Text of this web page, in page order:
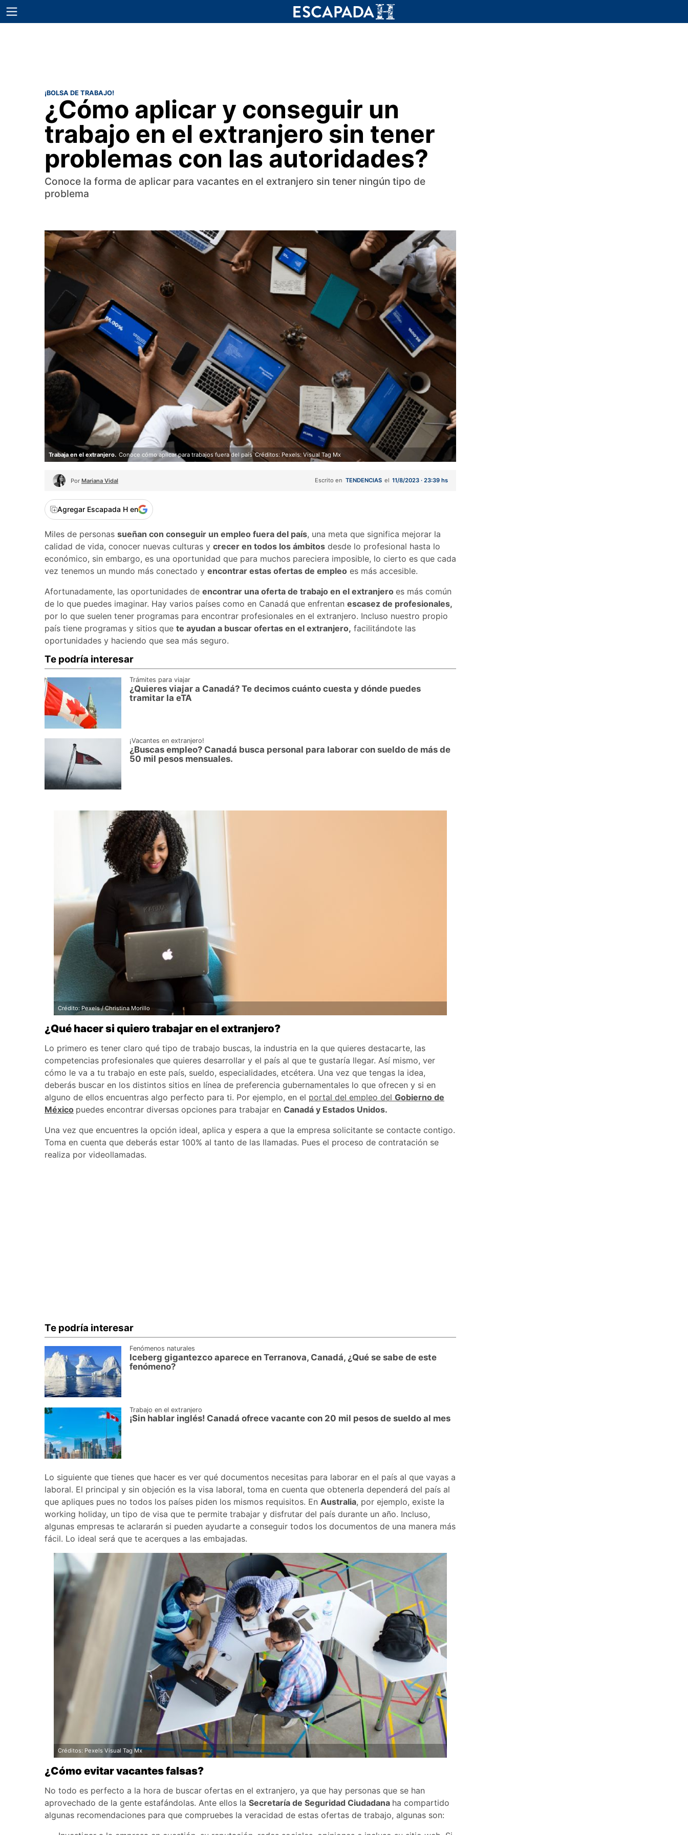
¡BOLSA DE TRABAJO!
¿Cómo aplicar y conseguir un
trabajo en el extranjero sin tener
problemas con las autoridades?
Conoce la forma de aplicar para vacantes en el extranjero sin tener ningún tipo de
problema
Trabaja en el extranjero. Conoce cómo aplicar para trabajos fuera del país Créditos: Pexels: Visual Tag Mx
Por Mariana Vidal Escrito en TENDENCIAS el 11/8/2023 · 23:39 hs
Agregar Escapada H en
Miles de personas sueñan con conseguir un empleo fuera del país, una meta que significa mejorar la
calidad de vida, conocer nuevas culturas y crecer en todos los ámbitos desde lo profesional hasta lo
económico, sin embargo, es una oportunidad que para muchos pareciera imposible, lo cierto es que cada
vez tenemos un mundo más conectado y encontrar estas ofertas de empleo es más accesible.
Afortunadamente, las oportunidades de encontrar una oferta de trabajo en el extranjero es más común
de lo que puedes imaginar. Hay varios países como en Canadá que enfrentan escasez de profesionales,
por lo que suelen tener programas para encontrar profesionales en el extranjero. Incluso nuestro propio
país tiene programas y sitios que te ayudan a buscar ofertas en el extranjero, facilitándote las
oportunidades y haciendo que sea más seguro.
Te podría interesar
Trámites para viajar
¿Quieres viajar a Canadá? Te decimos cuánto cuesta y dónde puedes
tramitar la eTA
¡Vacantes en extranjero!
¿Buscas empleo? Canadá busca personal para laborar con sueldo de más de
50 mil pesos mensuales.
Crédito: Pexels / Christina Morillo
¿Qué hacer si quiero trabajar en el extranjero?
Lo primero es tener claro qué tipo de trabajo buscas, la industria en la que quieres destacarte, las
competencias profesionales que quieres desarrollar y el país al que te gustaría llegar. Así mismo, ver
cómo le va a tu trabajo en este país, sueldo, especialidades, etcétera. Una vez que tengas la idea,
deberás buscar en los distintos sitios en línea de preferencia gubernamentales lo que ofrecen y si en
alguno de ellos encuentras algo perfecto para ti. Por ejemplo, en el portal del empleo del Gobierno de
México puedes encontrar diversas opciones para trabajar en Canadá y Estados Unidos.
Una vez que encuentres la opción ideal, aplica y espera a que la empresa solicitante se contacte contigo.
Toma en cuenta que deberás estar 100% al tanto de las llamadas. Pues el proceso de contratación se
realiza por videollamadas.
Te podría interesar
Fenómenos naturales
Iceberg gigantezco aparece en Terranova, Canadá, ¿Qué se sabe de este
fenómeno?
Trabajo en el extranjero
¡Sin hablar inglés! Canadá ofrece vacante con 20 mil pesos de sueldo al mes
Lo siguiente que tienes que hacer es ver qué documentos necesitas para laborar en el país al que vayas a
laboral. El principal y sin objeción es la visa laboral, toma en cuenta que obtenerla dependerá del país al
que apliques pues no todos los países piden los mismos requisitos. En Australia, por ejemplo, existe la
working holiday, un tipo de visa que te permite trabajar y disfrutar del país durante un año. Incluso,
algunas empresas te aclararán si pueden ayudarte a conseguir todos los documentos de una manera más
fácil. Lo ideal será que te acerques a las embajadas.
Créditos: Pexels Visual Tag Mx
¿Cómo evitar vacantes falsas?
No todo es perfecto a la hora de buscar ofertas en el extranjero, ya que hay personas que se han
aprovechado de la gente estafándolas. Ante ellos la Secretaría de Seguridad Ciudadana ha compartido
algunas recomendaciones para que compruebes la veracidad de estas ofertas de trabajo, algunas son: